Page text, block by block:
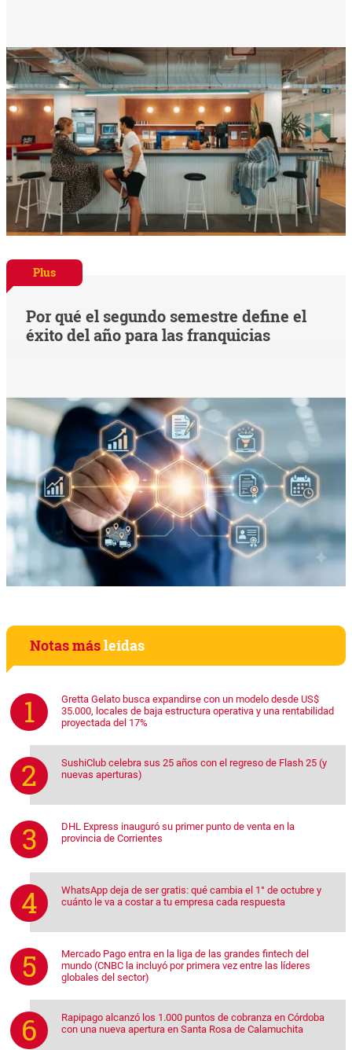
Plus
Por qué el segundo semestre define el
éxito del año para las franquicias
Notas másleídas
Gretta Gelato busca expandirse con un modelo desde US$
35.000, locales de baja estructura operativa y una rentabilidad
proyectada del 17%
SushiClub celebra sus 25 años con el regreso de Flash 25 (y
nuevas aperturas)
DHL Express inauguró su primer punto de venta en la
provincia de Corrientes
WhatsApp deja de ser gratis: qué cambia el 1° de octubre y
cuánto le va a costar a tu empresa cada respuesta
Mercado Pago entra en la liga de las grandes fintech del
mundo (CNBC la incluyó por primera vez entre las líderes
globales del sector)
Rapipago alcanzó los 1.000 puntos de cobranza en Córdoba
con una nueva apertura en Santa Rosa de Calamuchita